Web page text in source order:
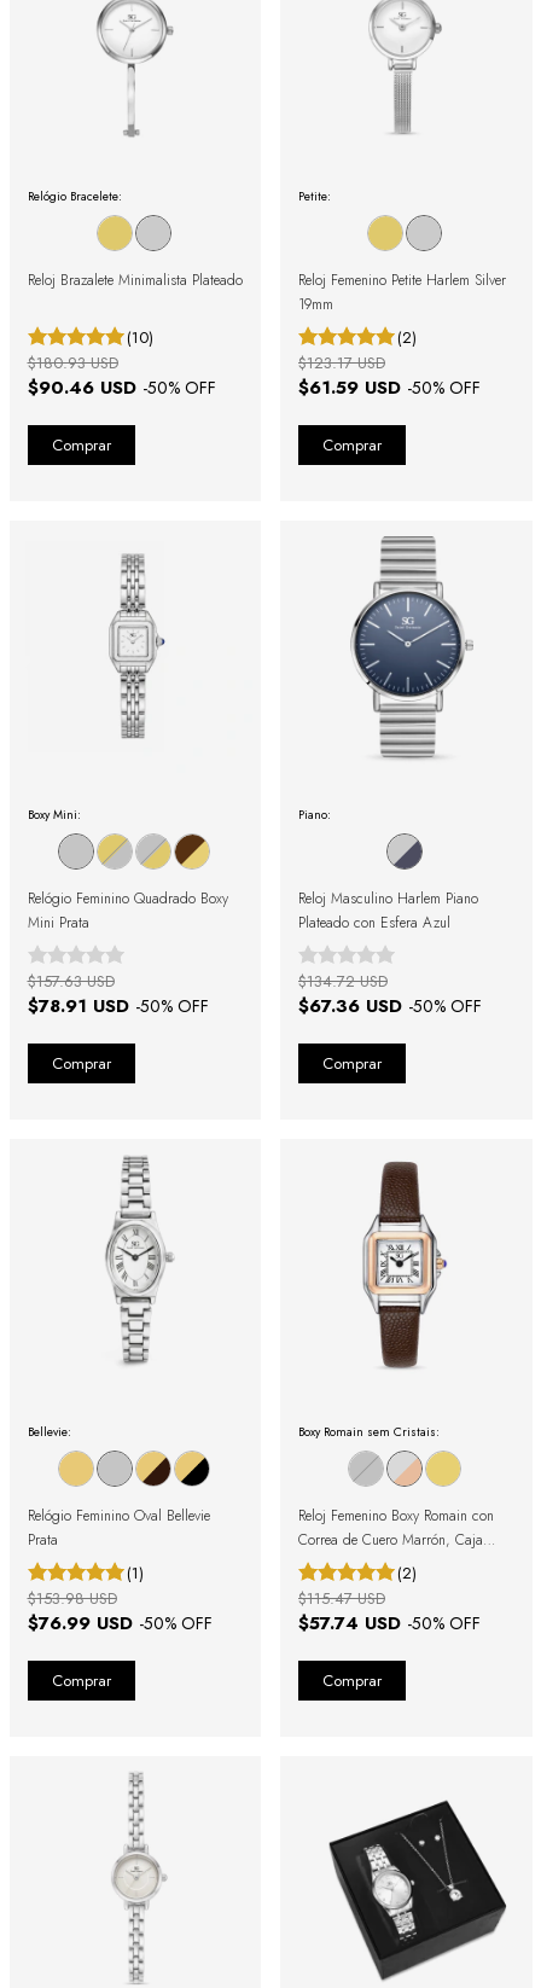
Relógio Bracelete:
Reloj Brazalete Minimalista Plateado
(10)
$90.46 USD -50% OFF
$180.93 USD
Petite:
Reloj Femenino Petite Harlem Silver
19mm
(2)
$61.59 USD -50% OFF
$123.17 USD
Boxy Mini:
Relógio Feminino Quadrado Boxy
Mini Prata
$78.91 USD -50% OFF
$157.63 USD
Piano:
Reloj Masculino Harlem Piano
Plateado con Esfera Azul
$67.36 USD -50% OFF
$134.72 USD
Bellevie:
Relógio Feminino Oval Bellevie
Prata
(1)
$76.99 USD -50% OFF
$153.98 USD
Boxy Romain sem Cristais:
Reloj Femenino Boxy Romain con
Correa de Cuero Marrón, Caja
Bicolor y Números Romanos
(2)
$57.74 USD -50% OFF
$115.47 USD